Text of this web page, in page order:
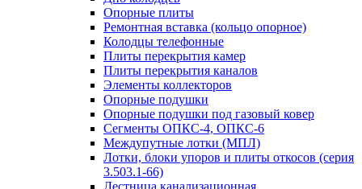
Опорные плиты
Ремонтная вставка (кольцо опорное)
Колодцы телефонные
Плиты перекрытия камер
Плиты перекрытия каналов
Элементы коллекторов
Опорные подушки
Опорные подушки под газовый ковер
Сегменты ОПКС-4, ОПКС-6
Междупутные лотки (МПЛ)
Лотки, блоки упоров и плиты откосов (серия
3.503.1-66)
Лестница канализационная